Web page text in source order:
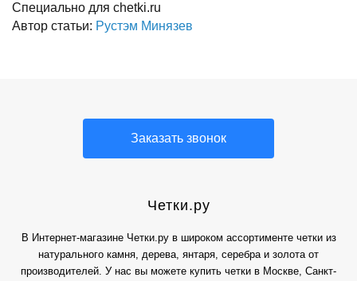
Специально для chetki.ru
Автор статьи: Рустэм Минязев
Заказать звонок
Четки.ру
В Интернет-магазине Четки.ру в широком ассортименте четки из
натурального камня, дерева, янтаря, серебра и золота от
производителей. У нас вы можете купить четки в Москве, Санкт-